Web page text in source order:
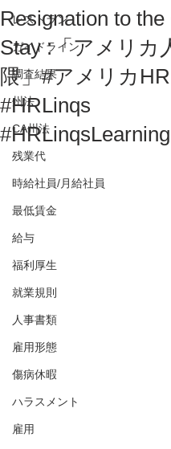
レストラン
ガイドライン
調査結果
州法
CA州法
残業代
時給社員/月給社員
最低賃金
給与
福利厚生
就業規則
人事書類
雇用形態
傷病休暇
ハラスメント
雇用
Resignation to the
Stay :「アメリカ
隈」#アメリカHR
#HRLinqs
#HRLinqsLearning